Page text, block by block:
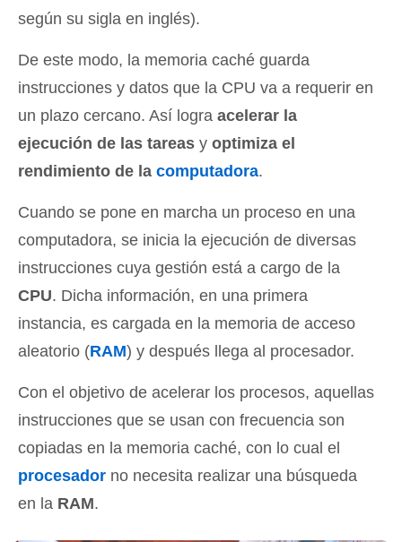
según su sigla en inglés).
De este modo, la memoria caché guarda
instrucciones y datos que la CPU va a requerir en
un plazo cercano. Así logra acelerar la
ejecución de las tareas y optimiza el
rendimiento de la computadora.
Cuando se pone en marcha un proceso en una
computadora, se inicia la ejecución de diversas
instrucciones cuya gestión está a cargo de la
CPU. Dicha información, en una primera
instancia, es cargada en la memoria de acceso
aleatorio (RAM) y después llega al procesador.
Con el objetivo de acelerar los procesos, aquellas
instrucciones que se usan con frecuencia son
copiadas en la memoria caché, con lo cual el
procesador no necesita realizar una búsqueda
en la RAM.